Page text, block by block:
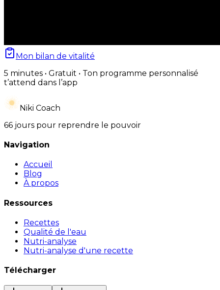
Mon bilan de vitalité
5 minutes • Gratuit • Ton programme personnalisé
t’attend dans l’app
Niki Coach
66 jours pour reprendre le pouvoir
Navigation
Accueil
Blog
À propos
Ressources
Recettes
Qualité de l'eau
Nutri-analyse
Nutri-analyse d'une recette
Télécharger